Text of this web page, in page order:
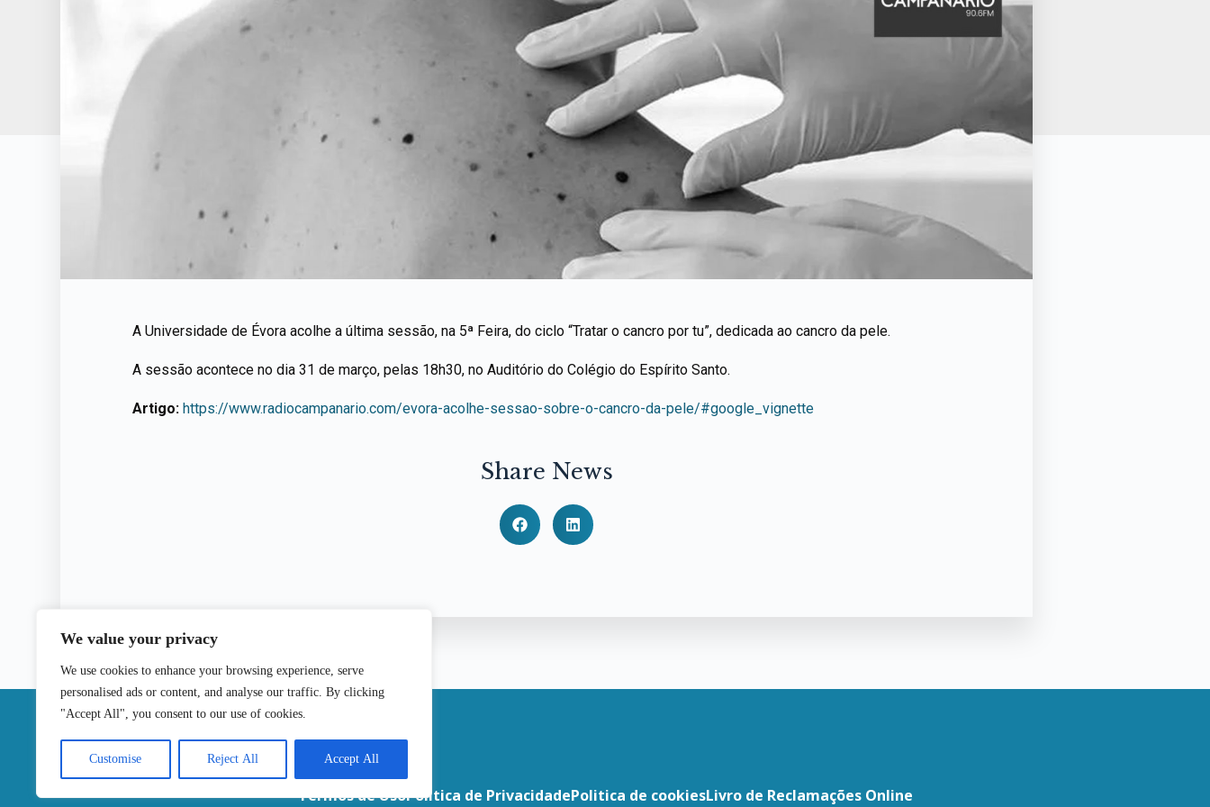
We value your privacy
We use cookies to enhance your browsing experience, serve
personalised ads or content, and analyse our traffic. By clicking
"Accept All", you consent to our use of cookies.
Customise Reject All Accept All
A Universidade de Évora acolhe a última sessão, na 5ª Feira, do ciclo “Tratar o cancro por tu”, dedicada ao cancro da pele.
A sessão acontece no dia 31 de março, pelas 18h30, no Auditório do Colégio do Espírito Santo.
Artigo: https://www.radiocampanario.com/evora-acolhe-sessao-sobre-o-cancro-da-pele/#google_vignette
Share News
|
Termos de UsoPolitica de PrivacidadePolitica de cookiesLivro de Reclamações Online